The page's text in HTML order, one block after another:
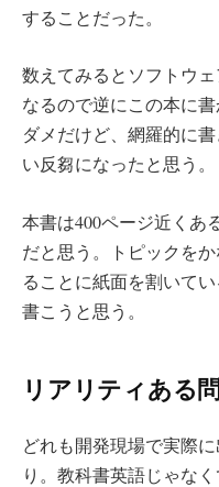
することだった。
数えてみるとソフトウ
なるので逆にこの本に
ダメだけど、網羅的に
い反芻になったと思う。
本書は400ページ近くあ
だと思う。トピックを
ることに紙面を割いて
書こうと思う。
リアリティある
どれも開発現場で実際
り。教科書英語じゃな